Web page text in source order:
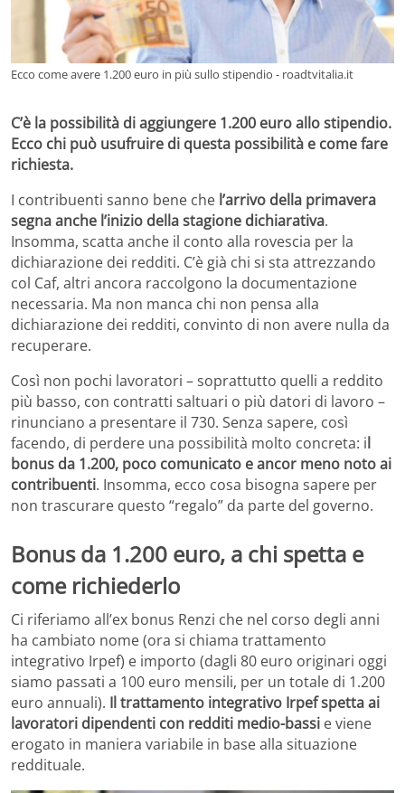
Ecco come avere 1.200 euro in più sullo stipendio - roadtvitalia.it
C’è la possibilità di aggiungere 1.200 euro allo stipendio.
Ecco chi può usufruire di questa possibilità e come fare
richiesta.
I contribuenti sanno bene che l’arrivo della primavera
segna anche l’inizio della stagione dichiarativa.
Insomma, scatta anche il conto alla rovescia per la
dichiarazione dei redditi. C’è già chi si sta attrezzando
col Caf, altri ancora raccolgono la documentazione
necessaria. Ma non manca chi non pensa alla
dichiarazione dei redditi, convinto di non avere nulla da
recuperare.
Così non pochi lavoratori – soprattutto quelli a reddito
più basso, con contratti saltuari o più datori di lavoro –
rinunciano a presentare il 730. Senza sapere, così
facendo, di perdere una possibilità molto concreta: il
bonus da 1.200, poco comunicato e ancor meno noto ai
contribuenti. Insomma, ecco cosa bisogna sapere per
non trascurare questo “regalo” da parte del governo.
Bonus da 1.200 euro, a chi spetta e
come richiederlo
Ci riferiamo all’ex bonus Renzi che nel corso degli anni
ha cambiato nome (ora si chiama trattamento
integrativo Irpef) e importo (dagli 80 euro originari oggi
siamo passati a 100 euro mensili, per un totale di 1.200
euro annuali). Il trattamento integrativo Irpef spetta ai
lavoratori dipendenti con redditi medio-bassi e viene
erogato in maniera variabile in base alla situazione
reddituale.